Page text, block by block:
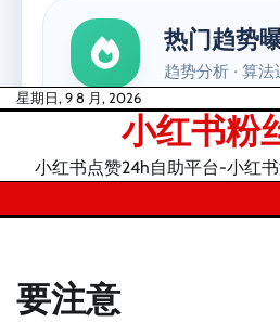
Skip星期日, 9 8 月, 2026
小红书粉
小红书点赞24h自助平台-小红
要注意